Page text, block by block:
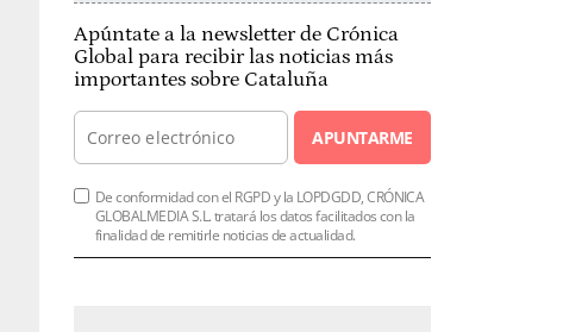
Apúntate a la newsletter de Crónica
Global para recibir las noticias más
importantes sobre Cataluña
APUNTARME
De conformidad con el RGPD y la LOPDGDD, CRÓNICA
GLOBALMEDIA S.L. tratará los datos facilitados con la
finalidad de remitirle noticias de actualidad.